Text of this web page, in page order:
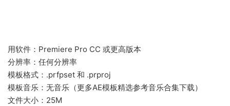
用软件：Premiere Pro CC 或更高版本
分辨率：任何分辨率
模板格式：.prfpset 和 .prproj
模板音乐：无音乐（更多AE模板精选参考音乐合集下载）
文件大小：25M